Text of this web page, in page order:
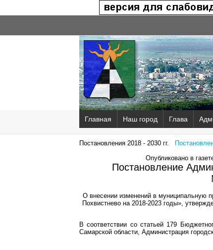
Главная Наш город Глава
Постановления 2018 - 2030 гг.
Опубликовано в
Постановление
О внесении изменений в муниципальную
Похвистнево на 2018-2023 годы»,
В соответствии со статьей 179
Самарской области, Администрация